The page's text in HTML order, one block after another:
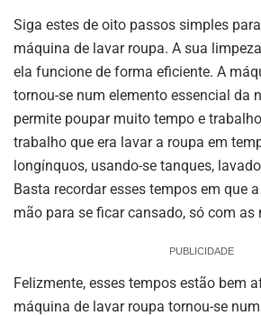
Siga estes de oito passos simples
máquina de lavar roupa. A sua
ela funcione de forma eficiente. A
tornou-se num elemento essencial da
permite poupar muito tempo e
trabalho que era lavar a roupa em
longínquos, usando-se tanques,
Basta recordar esses tempos em que
mão para se ficar cansado, só com as
PUBLICIDADE
Felizmente, esses tempos estão bem
máquina de lavar roupa tornou-se